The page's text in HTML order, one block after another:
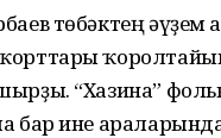
төбәктең әүҙем
“Хазина”
бар ине